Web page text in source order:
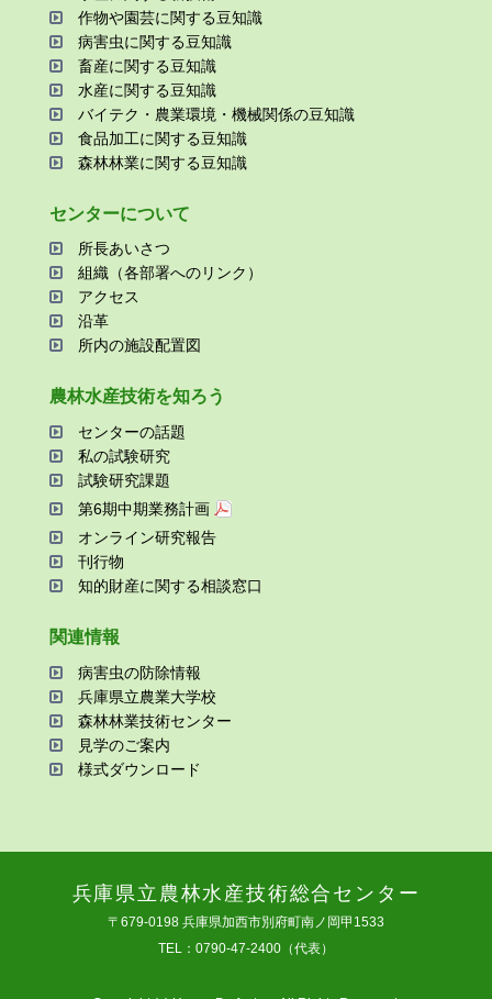
作物や園芸に関する⾖知識
病害⾍に関する⾖知識
畜産に関する⾖知識
⽔産に関する⾖知識
バイテク・農業環境・機械関係の⾖知識
⾷品加⼯に関する⾖知識
森林林業に関する⾖知識
センターについて
所⻑あいさつ
組織（各部署へのリンク）
アクセス
沿⾰
所内の施設配置図
農林⽔産技術を知ろう
センターの話題
私の試験研究
試験研究課題
第6期中期業務計画
オンライン研究報告
刊⾏物
知的財産に関する相談窓⼝
関連情報
病害⾍の防除情報
兵庫県⽴農業⼤学校
森林林業技術センター
⾒学のご案内
様式ダウンロード
兵庫県⽴農林⽔産技術総合センター
〒679-0198 兵庫県加⻄市別府町南ノ岡甲1533
TEL：0790-47-2400（代表）